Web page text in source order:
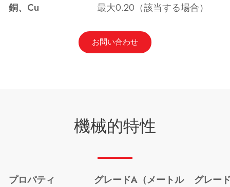
銅、Cu
最大0.20（該当する場合）
お問い合わせ
機械的特性
プロパティ
グレードA（メートル
グレー